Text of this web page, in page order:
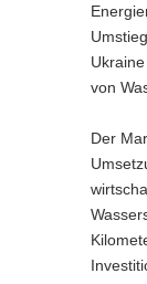
von
Der